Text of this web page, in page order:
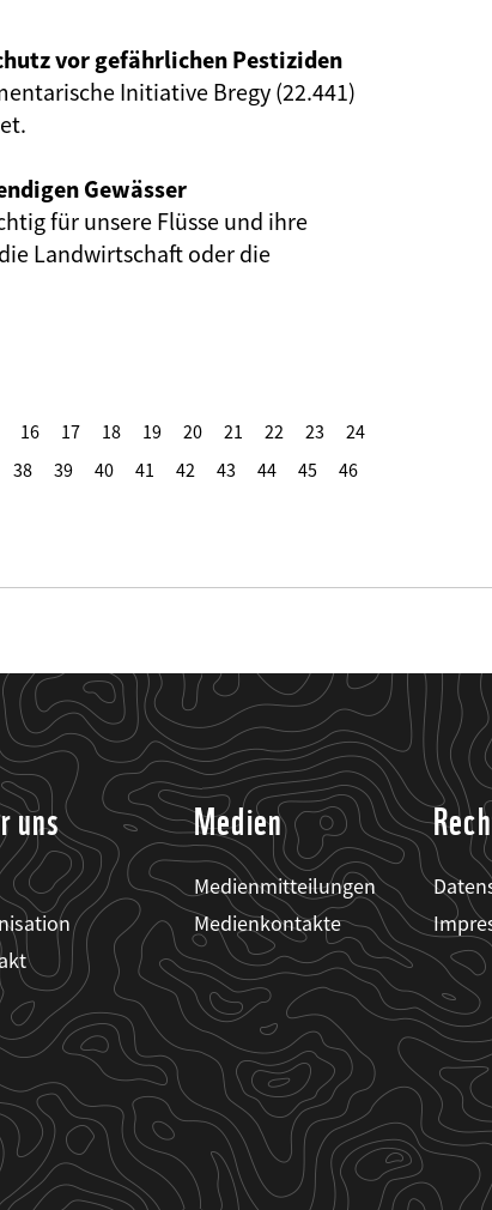
vor gefährlichen Pestiziden
Initiative Bregy (22.441)
Gewässer
für unsere Flüsse und ihre
Landwirtschaft oder die
16 17 18 19 20 21 22 23
24
38 39 40 41 42 43 44 45
46
uns Medien
Medienmitteilungen
Medienkontakte